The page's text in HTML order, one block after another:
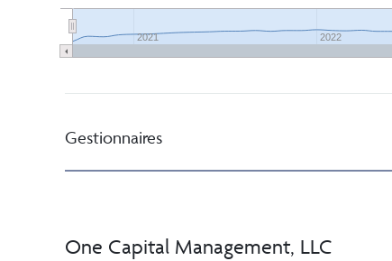
2021 2022
Gestionnaires
One Capital Management, LLC